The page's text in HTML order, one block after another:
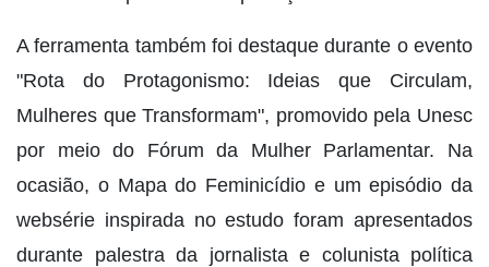
A ferramenta também foi destaque durante o evento
"Rota do Protagonismo: Ideias que Circulam,
Mulheres que Transformam", promovido pela Unesc
por meio do Fórum da Mulher Parlamentar. Na
ocasião, o Mapa do Feminicídio e um episódio da
websérie inspirada no estudo foram apresentados
durante palestra da jornalista e colunista política